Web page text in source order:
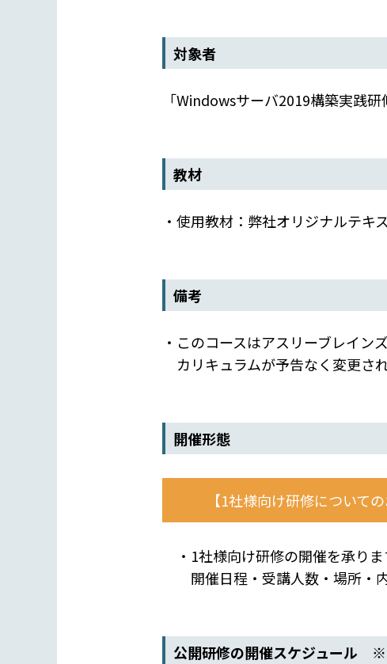
対象者
「Windowsサーバ2019構築実践
教材
・使用教材：弊社オリジナルテキ
備考
・このコースはアスリーブレイン
カリキュラムが予告なく変更さ
開催形態
【1社様向け研修について
・1社様向け研修の開催を承りま
開催日程・受講人数・場所・内
公開研修の開催スケジュール